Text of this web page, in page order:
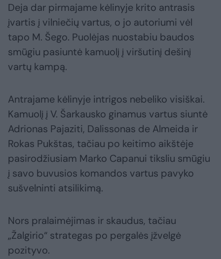
Deja dar pirmajame kėlinyje krito antrasis
įvartis į vilniečių vartus, o jo autoriumi vėl
tapo M. Šego. Puolėjas nuostabiu baudos
smūgiu pasiuntė kamuolį į viršutinį dešinį
vartų kampą.
Antrajame kėlinyje intrigos nebeliko visiškai.
Kamuolį į V. Šarkausko ginamus vartus siuntė
Adrionas Pajaziti, Dalissonas de Almeida ir
Rokas Pukštas, tačiau po keitimo aikštėje
pasirodžiusiam Marko Capanui tiksliu smūgiu
į savo buvusios komandos vartus pavyko
sušvelninti atsilikimą.
Nors pralaimėjimas ir skaudus, tačiau
„Žalgirio“ strategas po pergalės įžvelgė
pozityvo.